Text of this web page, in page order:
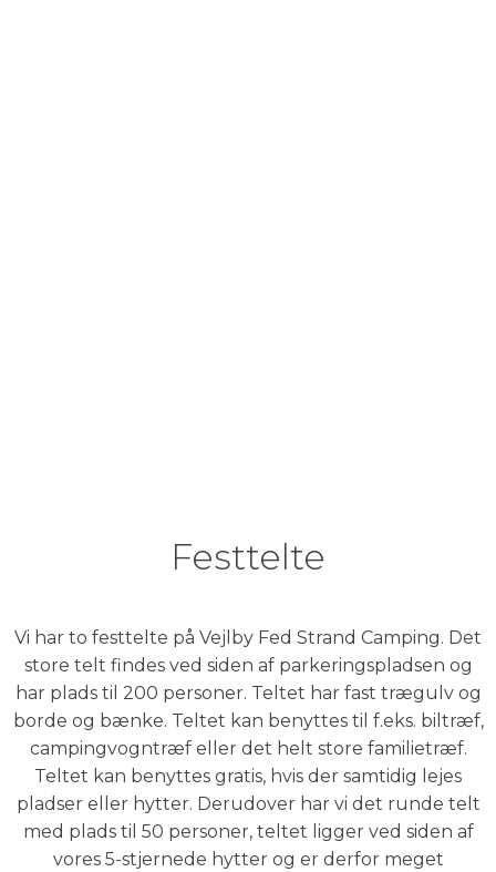
Festtelte
Vi har to festtelte på Vejlby Fed Strand Camping. Det
store telt findes ved siden af parkeringspladsen og
har plads til 200 personer. Teltet har fast trægulv og
borde og bænke. Teltet kan benyttes til f.eks. biltræf,
campingvogntræf eller det helt store familietræf.
Teltet kan benyttes gratis, hvis der samtidig lejes
pladser eller hytter. Derudover har vi det runde telt
med plads til 50 personer, teltet ligger ved siden af
vores 5-stjernede hytter og er derfor meget